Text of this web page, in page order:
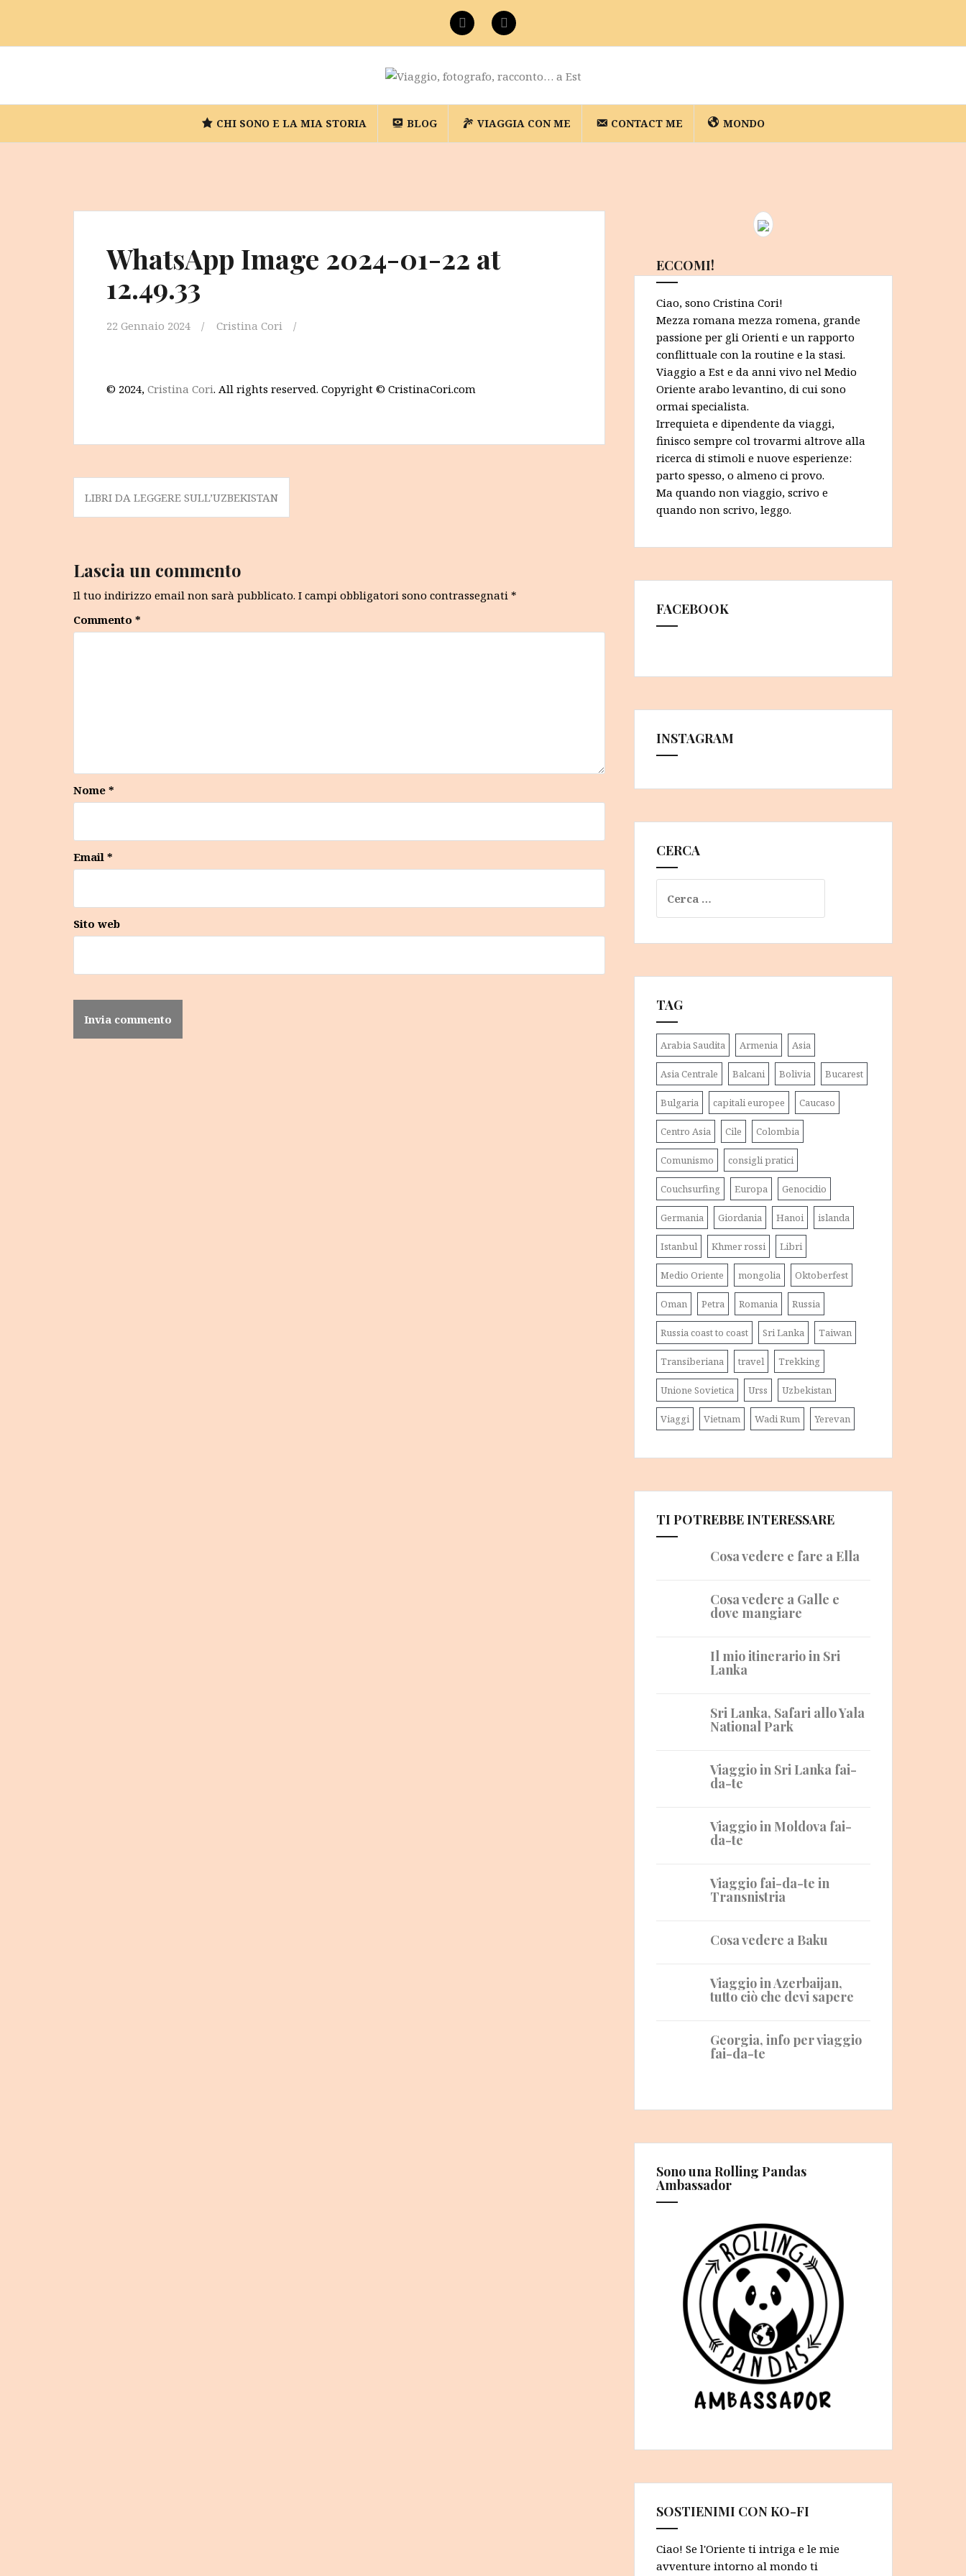
contenuto
FacebookInstagram
CHI SONO E LA MIA STORIA BLOG VIAGGIA CON ME CONTACT ME MONDO
WhatsApp Image 2024-01-22 at
12.49.33
22 Gennaio 2024 Cristina Cori
© 2024, Cristina Cori. All rights reserved. Copyright © CristinaCori.com
Navigazione
articoli
LIBRI DA LEGGERE SULL’UZBEKISTAN
Lascia un commento
Il tuo indirizzo email non sarà pubblicato. I campi obbligatori sono contrassegnati *
Commento *
Nome *
Email *
Sito web
ECCOMI!
Ciao, sono Cristina Cori!
Mezza romana mezza romena, grande
passione per gli Orienti e un rapporto
conflittuale con la routine e la stasi.
Viaggio a Est e da anni vivo nel Medio
Oriente arabo levantino, di cui sono
ormai specialista.
Irrequieta e dipendente da viaggi,
finisco sempre col trovarmi altrove alla
ricerca di stimoli e nuove esperienze:
parto spesso, o almeno ci provo.
Ma quando non viaggio, scrivo e
quando non scrivo, leggo.
FACEBOOK
INSTAGRAM
CERCA
per:
TAG
Arabia Saudita Armenia Asia
Asia Centrale Balcani Bolivia Bucarest
Bulgaria capitali europee Caucaso
Centro Asia Cile Colombia
Comunismo consigli pratici
Couchsurfing Europa Genocidio
Germania Giordania Hanoi islanda
Istanbul Khmer rossi Libri
Medio Oriente mongolia Oktoberfest
Oman Petra Romania Russia
Russia coast to coast Sri Lanka Taiwan
Transiberiana travel Trekking
Unione Sovietica Urss Uzbekistan
Viaggi Vietnam Wadi Rum Yerevan
TI POTREBBE INTERESSARE
Cosa vedere e fare a Ella
Cosa vedere a Galle e
dove mangiare
Il mio itinerario in Sri
Lanka
Sri Lanka, Safari allo Yala
National Park
Viaggio in Sri Lanka fai-
da-te
Viaggio in Moldova fai-
da-te
Viaggio fai-da-te in
Transnistria
Cosa vedere a Baku
Viaggio in Azerbaijan,
tutto ciò che devi sapere
Georgia, info per viaggio
fai-da-te
Sono una Rolling Pandas
Ambassador
SOSTIENIMI CON KO-FI
Ciao! Se l'Oriente ti intriga e le mie
avventure intorno al mondo ti